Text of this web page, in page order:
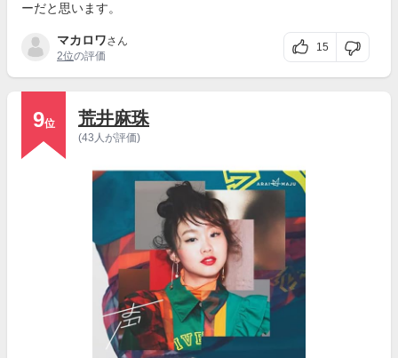
ーだと思います。
マカロワさん
2位の評価
15
9位 荒井麻珠
(43人が評価)